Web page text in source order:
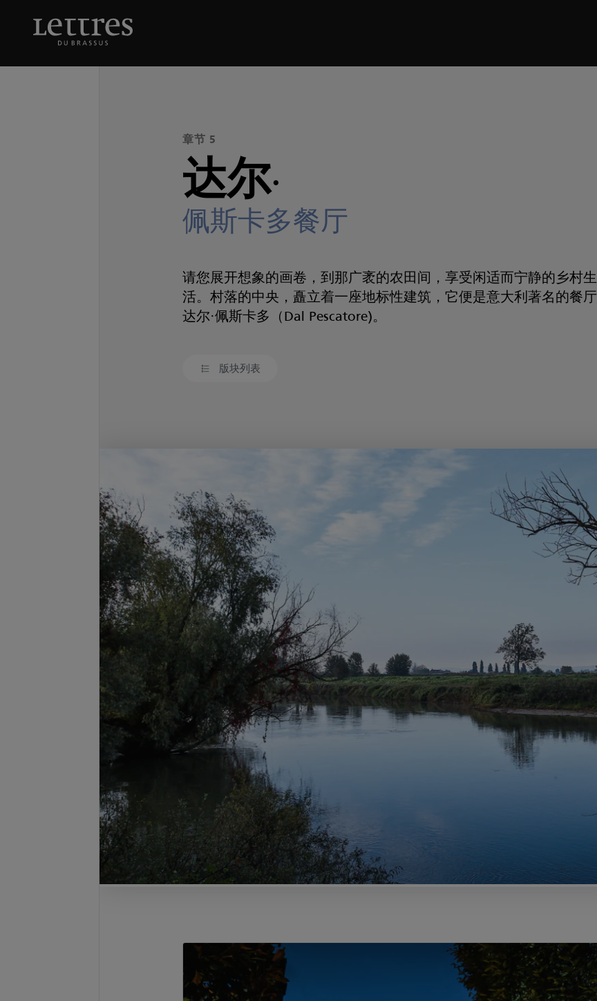
content
章节 5
达尔·
佩斯卡多餐厅
请您展开想象的画卷，到那广袤的农田间，享受闲适而宁静的乡村生
活。村落的中央，矗立着一座地标性建筑，它便是意大利著名的餐厅
达尔·佩斯卡多（Dal Pescatore)。
版块列表